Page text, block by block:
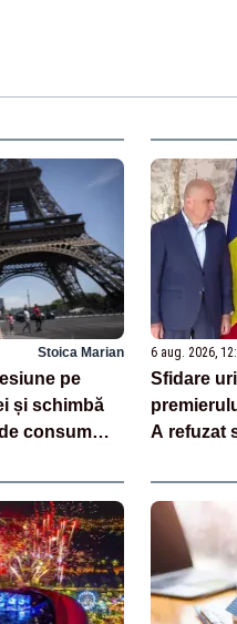
Stoica Marian
pe
și schimbă
consum
6 aug. 2026,
Sfidare
A refuzat